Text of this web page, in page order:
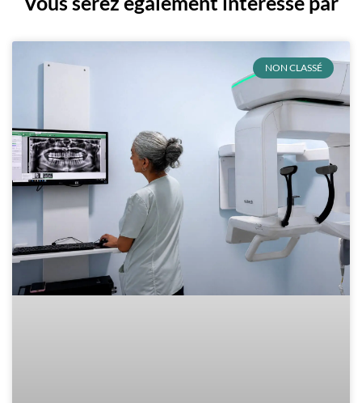
NON CLASSÉ